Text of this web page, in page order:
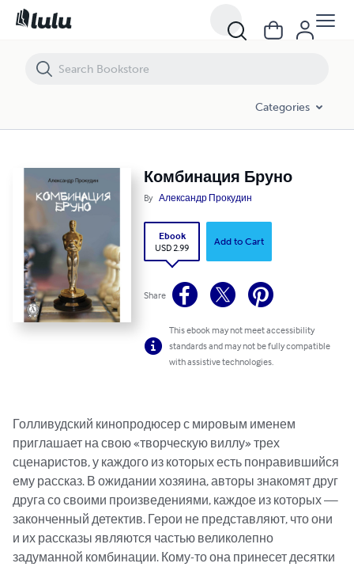
Categories
Комбинация Бруно
By Александр Прокудин
Ebook
USD 2.99
Add to Cart
Share
This ebook may not meet accessibility
standards and may not be fully compatible
with assistive technologies.
Голливудский кинопродюсер с мировым именем
приглашает на свою «творческую виллу» трех
сценаристов, у каждого из которых есть понравившийся
ему рассказ. В ожидании хозяина, авторы знакомят друг
друга со своими произведениями, каждое из которых —
законченный детектив. Герои не представляют, что они
и их рассказы являются частью великолепно
задуманной комбинации. Кому-то она принесет десятки
Комбинация Бруно